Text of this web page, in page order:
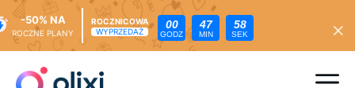
-50% NA
ROCZNE PLANY
ROCZNICOWA
WYPRZEDAŻ
00
GODZ
47
MIN
56
SEK